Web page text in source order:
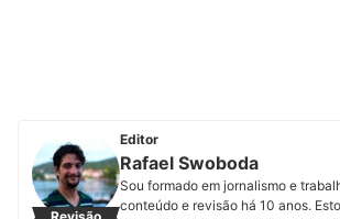
Editor
Rafael Swoboda
Sou formado em jornalismo e
conteúdo e revisão há 10 anos.